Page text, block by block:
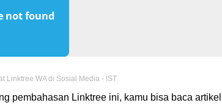
Linktree WA di Sosial Media - IST
pembahasan Linktree ini, kamu bisa baca artikel